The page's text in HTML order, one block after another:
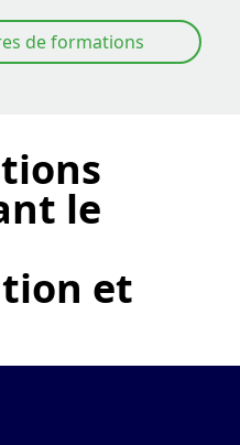
de formations
le
et